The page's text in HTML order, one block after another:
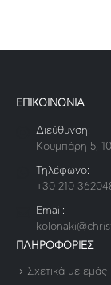
ΕΠΙΚΟΙΝΩΝΙΑ
Διεύθυνση:
Κουμπάρη 5,
Τηλέφωνο:
+30 210
Email:
ΠΛΗΡΟΦΟΡΙΕΣ
Σχετικά με εμάς